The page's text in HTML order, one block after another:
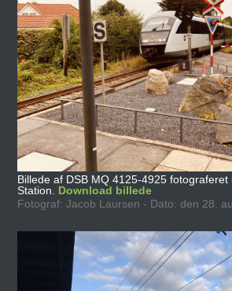
Billede af DSB MQ 4125-4925
Station. Download billede
Fotograf: Jacob Laursen - Dato: den 28.